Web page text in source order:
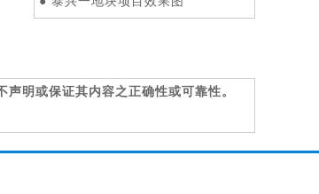
明或保证其内容之正确性或可靠性。